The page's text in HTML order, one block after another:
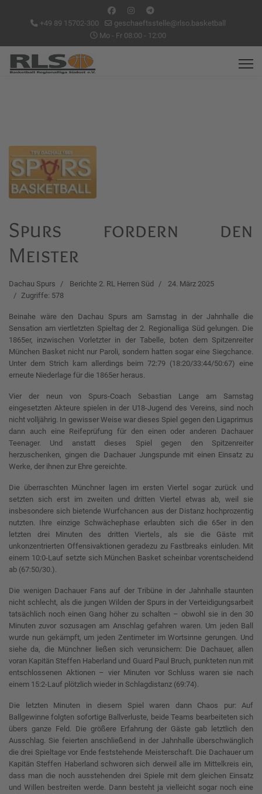
+49 89 15702-300
geschaeftsstelle@rlso.basketball
Mo - Fr 08:00 - 12:00
Spurs fordern den
Meister
Dachau Spurs Berichte 2. RL Herren Süd
24. März 2025
Zugriffe: 578
Beinahe wäre den Dachau Spurs am Samstag in der Jahnhalle die
Sensation am viertletzten Spieltag der 2. Regionalliga Süd gelungen. Die
1865er, inzwischen Vorletzter in der Tabelle, boten dem Spitzenreiter
München Basket nicht nur Paroli, sondern hatten sogar eine Siegchance.
Unter dem Strich kam allerdings beim 72:79 (18:20/33:44/50:67) eine
erneute Niederlage für die 1865er heraus.
Vier der neun von Spurs-Coach Sebastian Lange am Samstag
eingesetzten Akteure spielen in der U18-Jugend des Vereins, sind noch
nicht volljährig. In gewisser Weise war dieses Spiel gegen den Ligaprimus
dann auch eine Reifeprüfung für den einen oder anderen Dachauer
Teenager. Und anstatt dieses Spiel gegen den Spitzenreiter
herzuschenken, gingen die Dachauer Jungspunde mit einen Einsatz zu
Werke, der ihnen zur Ehre gereichte.
Die überraschten Münchner lagen im ersten Viertel sogar zurück und
setzten sich erst im zweiten und dritten Viertel etwas ab, weil sie
insbesondere sich bietende Wurfchancen aus der Distanz hochprozentig
nutzten. Ihre einzige Schwächephase erlaubten sich die 65er in den
letzten drei Minuten des dritten Viertels, als sie die Gäste mit
unkonzentrierten Offensivaktionen geradezu zu Fastbreaks einluden. Mit
einem 10:0-Lauf setzte sich München Basket scheinbar vorentscheidend
ab (67:50/30.).
Die wenigen Dachauer Fans auf der Tribüne in der Jahnhalle staunten
nicht schlecht, als die jungen Wilden der Spurs in der Verteidigungsarbeit
tatsächlich noch einen Gang höher zu schalten – obwohl sie in den 30
Minuten zuvor sozusagen am Anschlag gefahren waren. Um jeden Ball
wurde nun gekämpft, um jeden Zentimeter im Wortsinne gerungen. Und
siehe da, die Münchner ließen sich verunsichern: Die Dachauer, allen
voran Kapitän Steffen Haberland und Guard Paul Bruch, punkteten nun mit
entschlossenen Aktionen – vier Minuten vor Schluss waren sie nach
einem 15:2-Lauf plötzlich wieder in Schlagdistanz (69:74).
Die letzten Minuten in diesem Spiel waren dann Chaos pur: Auf
Ballgewinne folgten sofortige Ballverluste, beide Teams bearbeiteten sich
übers ganze Feld. Die größere Erfahrung der Gäste gab letztlich den
Ausschlag. Sie feierten anschließend in der Jahnhalle überschwänglich
die drei Spieltage vor Ende feststehende Meisterschaft. Die Dachauer um
Kapitän Steffen Haberland schworen sich derweil alle im Mittelkreis ein,
dass man die noch ausstehenden drei Spiele mit dem gleichen Einsatz
und Willen bestreiten werde. Dann besteht ja vielleicht sogar noch eine